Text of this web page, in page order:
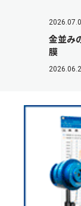
金並み
膜